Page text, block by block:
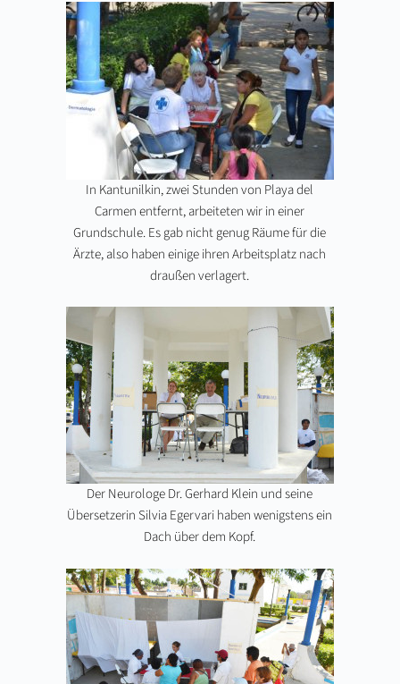
In Kantunilkin, zwei Stunden von Playa del
Carmen entfernt, arbeiteten wir in einer
Grundschule. Es gab nicht genug Räume für die
Ärzte, also haben einige ihren Arbeitsplatz nach
draußen verlagert.
Der Neurologe Dr. Gerhard Klein und seine
Übersetzerin Silvia Egervari haben wenigstens ein
Dach über dem Kopf.